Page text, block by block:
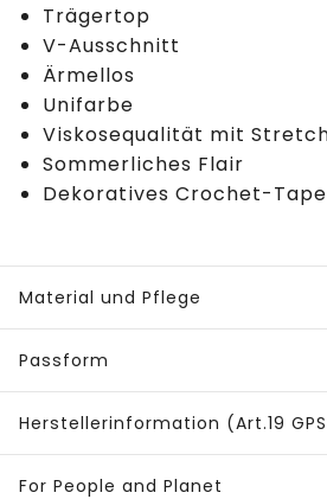
Trägertop
V-Ausschnitt
Ärmellos
Unifarbe
Viskosequalität mit
Sommerliches Flair
Dekoratives Crochet-Tape
Material und Pflege
Passform
Herstellerinformation (Art.19
For People and Planet